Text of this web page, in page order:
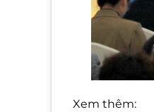
Xem thêm: